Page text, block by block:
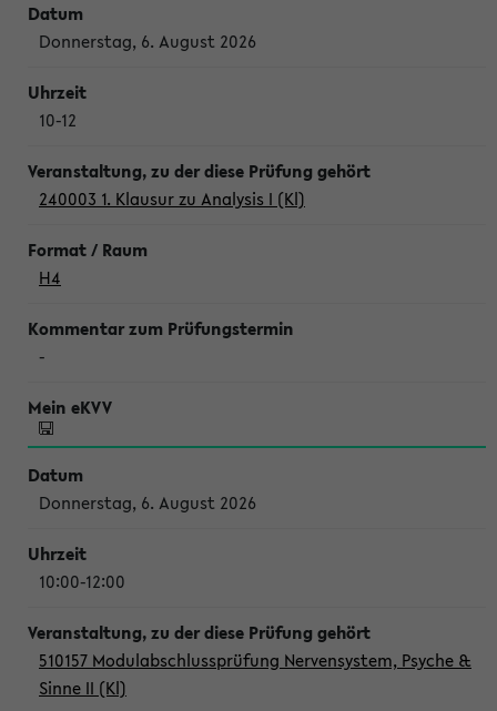
Donnerstag, 6. August 2026
10-12
240003 1. Klausur zu Analysis I (Kl)
H4
-
Donnerstag, 6. August 2026
10:00-12:00
510157 Modulabschlussprüfung Nervensystem, Psyche &
Sinne II (Kl)